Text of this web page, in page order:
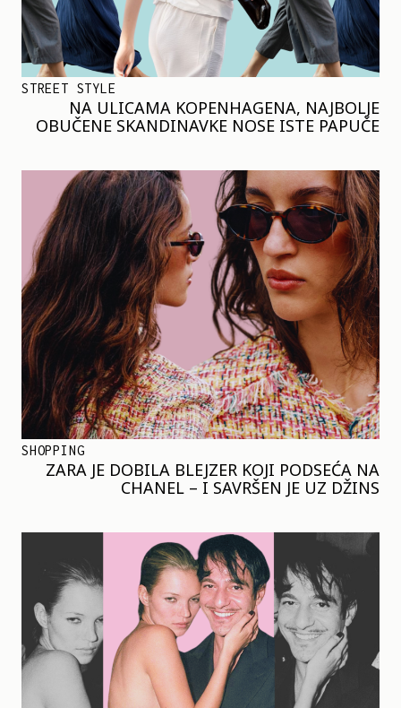
STREET STYLE
NA ULICAMA KOPENHAGENA, NAJBOLJE
OBUČENE SKANDINAVKE NOSE ISTE PAPUČE
SHOPPING
ZARA JE DOBILA BLEJZER KOJI PODSEĆA NA
CHANEL – I SAVRŠEN JE UZ DŽINS